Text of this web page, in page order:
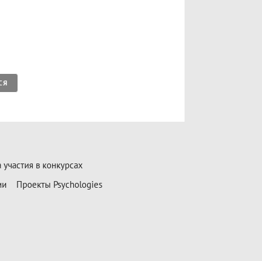
в конкурсах
Проекты Psychologies